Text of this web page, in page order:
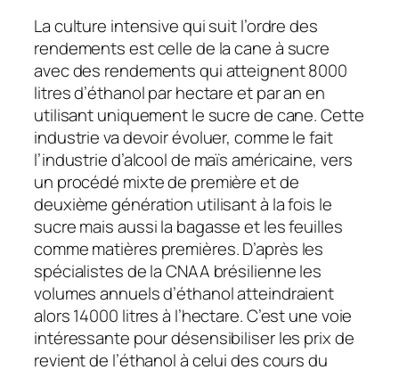
La culture intensive qui suit l’ordre des
rendements est celle de la cane à sucre
avec des rendements qui atteignent 8000
litres d’éthanol par hectare et par an en
utilisant uniquement le sucre de cane. Cette
industrie va devoir évoluer, comme le fait
l’industrie d’alcool de maïs américaine, vers
un procédé mixte de première et de
deuxième génération utilisant à la fois le
sucre mais aussi la bagasse et les feuilles
comme matières premières. D’après les
spécialistes de la CNAA brésilienne les
volumes annuels d’éthanol atteindraient
alors 14000 litres à l’hectare. C’est une voie
intéressante pour désensibiliser les prix de
revient de l’éthanol à celui des cours du